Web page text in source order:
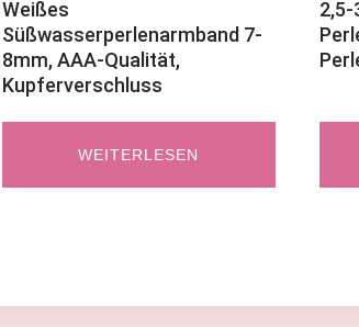
Weißes
Süßwasserperlenarmband 7-
8mm, AAA-Qualität,
Kupferverschluss
WEITERLESEN
2,5-